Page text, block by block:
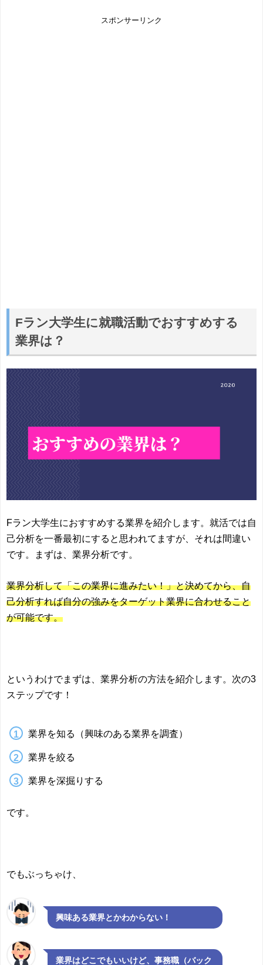
スポンサーリンク
Fラン大学生に就職活動でおすすめする
業界は？
Fラン大学生におすすめする業界を紹介します。就活では自
己分析を一番最初にすると思われてますが、それは間違い
です。まずは、業界分析です。
業界分析して「この業界に進みたい！」と決めてから、自
己分析すれば自分の強みをターゲット業界に合わせること
が可能です。
というわけでまずは、業界分析の方法を紹介します。次の3
ステップです！
業界を知る（興味のある業界を調査）
業界を絞る
業界を深掘りする
です。
でもぶっちゃけ、
興味ある業界とかわからない！
業界はどこでもいいけど、事務職（バック